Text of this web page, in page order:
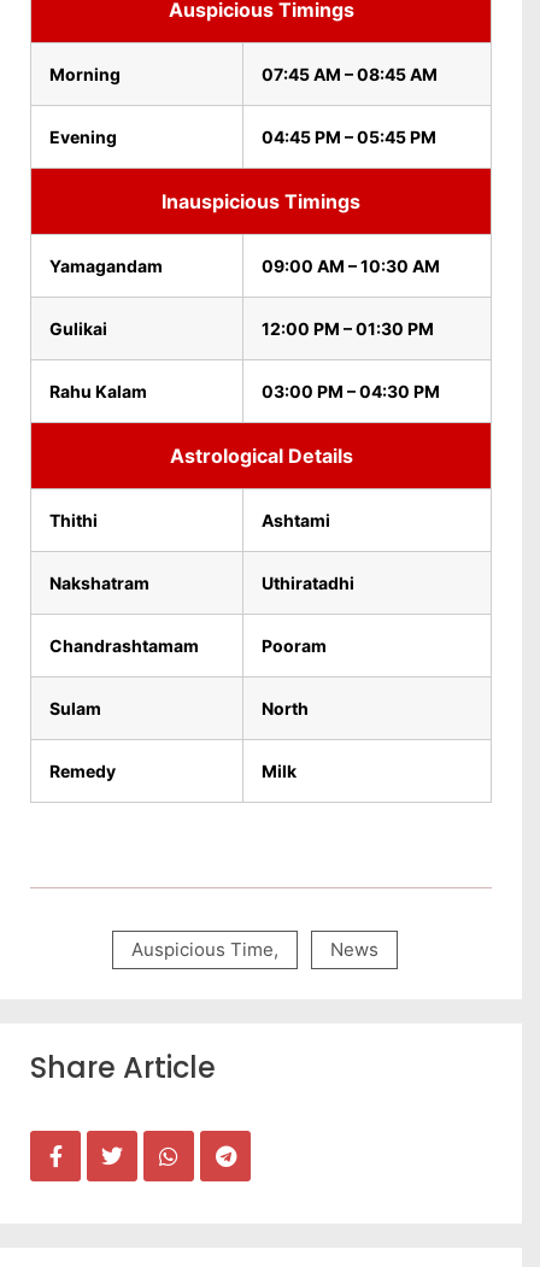
Auspicious Timings
Morning 07:45 AM – 08:45 AM
Evening 04:45 PM – 05:45 PM
Inauspicious Timings
Yamagandam 09:00 AM – 10:30 AM
Gulikai 12:00 PM – 01:30 PM
Rahu Kalam 03:00 PM – 04:30 PM
Astrological Details
Thithi Ashtami
Nakshatram Uthiratadhi
Chandrashtamam Pooram
Sulam North
Remedy Milk
Auspicious Time, News
Share Article